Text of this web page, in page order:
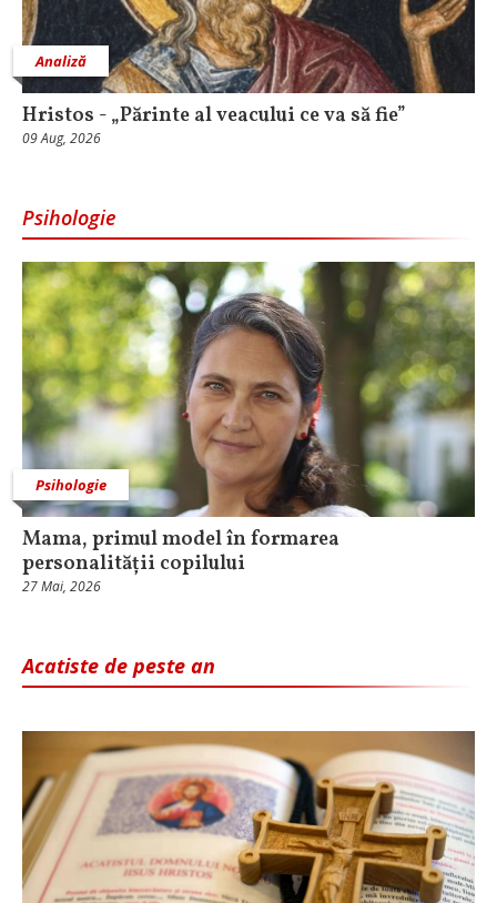
Analiză
Hristos - „Părinte al veacului ce va să fie”
09 Aug, 2026
Psihologie
Psihologie
Mama, primul model în formarea
personalității copilului
27 Mai, 2026
Acatiste de peste an